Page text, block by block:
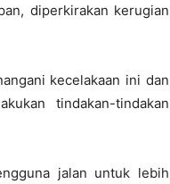
diperkirakan kerugian
kecelakaan ini dan
tindakan-tindakan
jalan untuk lebih